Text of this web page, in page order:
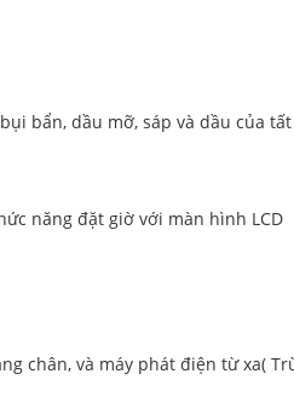
bẩn, dầu mỡ, sáp và dầu của
năng đặt giờ với màn hình LCD
chân, và máy phát điện từ xa(